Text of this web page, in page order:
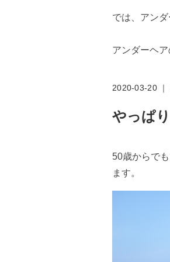
では、アン
アンダーヘ
2020-03-20 ｜
やっぱ
50歳からで
ます。